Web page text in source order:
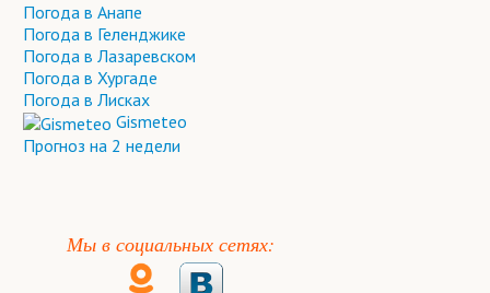
Погода в Анапе
Погода в Геленджике
Погода в Лазаревском
Погода в Хургаде
Погода в Лисках
Gismeteo
Прогноз на 2 недели
Мы в социальных сетях: